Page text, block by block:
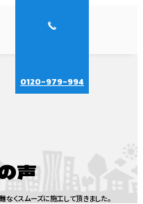
0120-979-994
声
難なくスムーズに施工して頂きました。